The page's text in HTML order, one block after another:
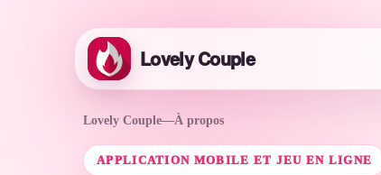
Lovely Couple
Lovely Couple—À propos
APPLICATION MOBILE ET JEU EN LIGNE